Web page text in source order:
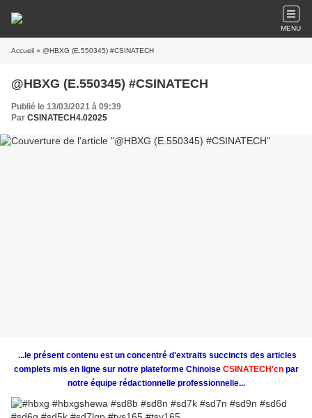
MENU
Accueil » @HBXG (E.550345) #CSINATECH
@HBXG (E.550345) #CSINATECH
Publié le 13/03/2021 à 09:39
Par CSINATECH4.02025
...le présent contenu est un concentré d'extraits succincts des articles
complets mis en ligne sur notre plateforme Chinoise CSINATECH'cn par
notre équipe rédactionnelle professionnelle...